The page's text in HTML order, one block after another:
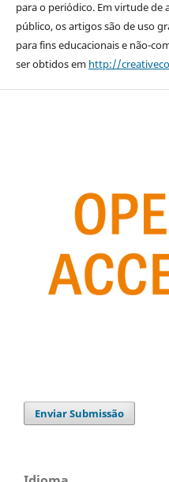
para o periódico. Em virtude de
público, os artigos são de uso
para fins educacionais e não-
ser obtidos em http://
Enviar Submissão